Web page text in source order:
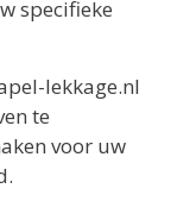
specifieke
lekkage.nl
te
voor uw